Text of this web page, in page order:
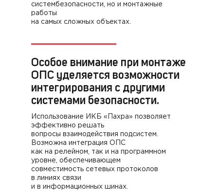
систембезопасности, но и монтажные
работы
на самых сложных объектах.
Особое внимание при монтаже
ОПС уделяется возможности
интегрирования с другими
системами безопасности.
Использование ИКБ «Пахра» позволяет
эффективно решать
вопросы взаимодействия подсистем.
Возможна интеграция ОПС
как на релейном, так и на программном
уровне, обеспечивающем
совместимость сетевых протоколов
в линиях связи
и в информационных шинах.